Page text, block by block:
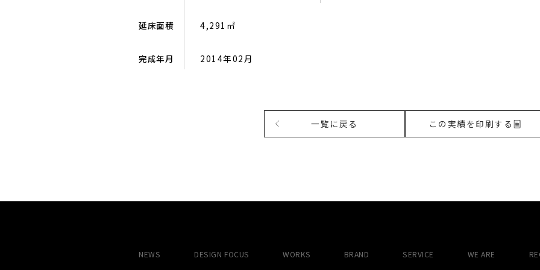
延床面積 4,291㎡
完成年月 2014年02月
一覧に戻る この実績を印刷する
NEWS DESIGN FOCUS WORKS BRAND SERVICE WE ARE